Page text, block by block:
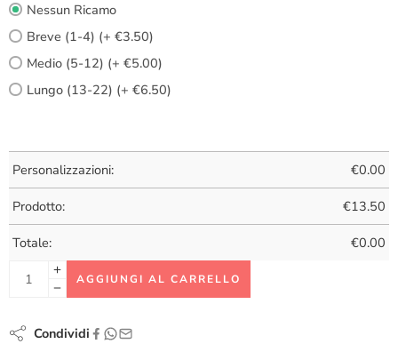
Nessun Ricamo
Breve (1-4) (+ €3.50)
Medio (5-12) (+ €5.00)
Lungo (13-22) (+ €6.50)
Personalizzazioni: €0.00
Prodotto: €13.50
Totale: €0.00
AGGIUNGI AL CARRELLO
Condividi